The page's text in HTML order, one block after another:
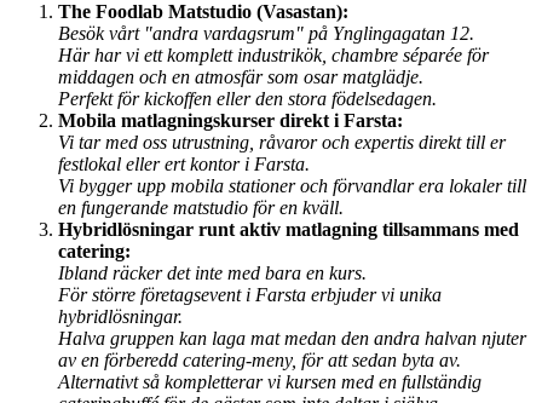
The Foodlab Matstudio (Vasastan):
Besök vårt "andra vardagsrum" på Ynglingagatan 12.
Här har vi ett komplett industrikök, chambre séparée för
middagen och en atmosfär som osar matglädje.
Perfekt för kickoffen eller den stora födelsedagen.
Mobila matlagningskurser direkt i Farsta:
Vi tar med oss utrustning, råvaror och expertis direkt till er
festlokal eller ert kontor i Farsta.
Vi bygger upp mobila stationer och förvandlar era lokaler till
en fungerande matstudio för en kväll.
Hybridlösningar runt aktiv matlagning tillsammans med
catering:
Ibland räcker det inte med bara en kurs.
För större företagsevent i Farsta erbjuder vi unika
hybridlösningar.
Halva gruppen kan laga mat medan den andra halvan njuter
av en förberedd catering-meny, för att sedan byta av.
Alternativt så kompletterar vi kursen med en fullständig